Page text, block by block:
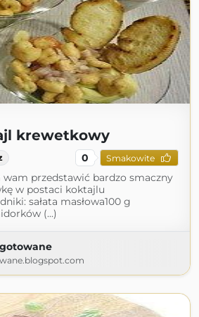
krewetkowy
0 Smakowite
przedstawić bardzo smaczny
w postaci koktajlu
sałata masłowa100 g
(...)